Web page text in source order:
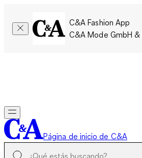
C&A Fashion App
C&A Mode GmbH &
Página de inicio de C&A